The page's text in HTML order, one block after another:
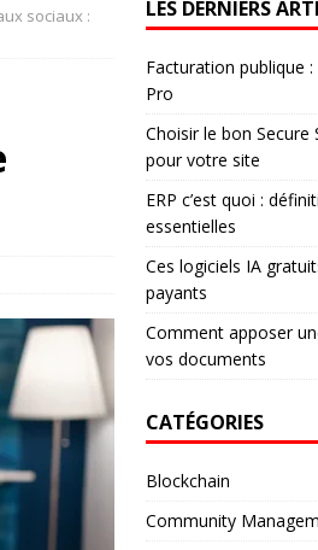
sociaux :
LES DERNIERS
Facturation publique
Pro
Choisir le bon
pour votre site
ERP c’est quoi :
essentielles
Ces logiciels IA
payants
Comment apposer
vos documents
CATÉGORIES
Blockchain
Community